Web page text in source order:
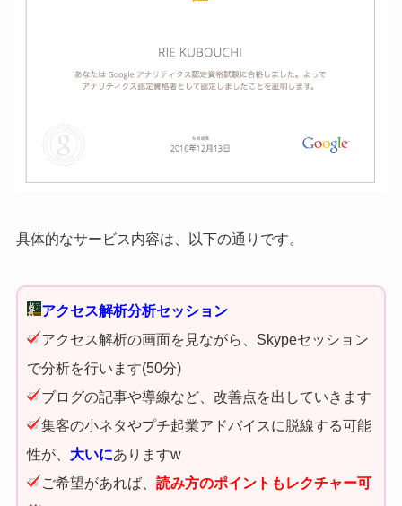
具体的なサービス内容は、以下の通りです。
アクセス解析分析セッション
アクセス解析の画面を見ながら、Skypeセッション
で分析を行います(50分)
ブログの記事や導線など、改善点を出していきます
集客の小ネタやプチ起業アドバイスに脱線する可能
性が、 大いにありますw
ご希望があれば、 読み方のポイントもレクチャー可